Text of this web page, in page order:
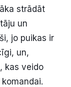
strādāt
un
jo puikas ir
un,
kas veido